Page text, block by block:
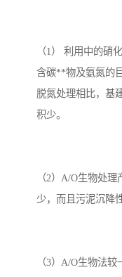
（1） 利用中的硝
含碳**物及氨氮的
脱氮处理相比，基
积少。
（2）A/O生物处
少，而且污泥沉降
（3）A/O生物法